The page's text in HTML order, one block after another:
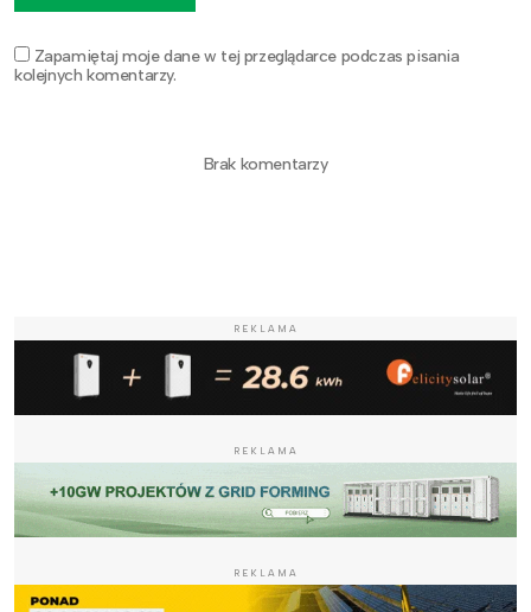
Zapamiętaj moje dane w tej przeglądarce podczas pisania
kolejnych komentarzy.
Brak komentarzy
REKLAMA
REKLAMA
REKLAMA